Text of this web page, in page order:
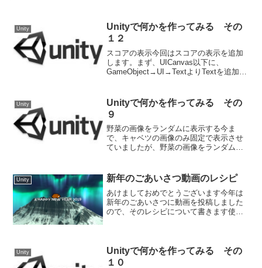
Unity
Unityで何かを作ってみる その
１２
スコアの表示今回はスコアの表示を追加
します。まず、UICanvas以下に、
GameObject→UI→TextよりTextを追加し
さを調整し、右揃えにします。...
Unity
Unityで何かを作ってみる その
９
野菜の画像をランダムに表示する今ま
で、キャベツの画像のみ固定で表示させ
ていましたが、野菜の画像をランダムで
VegetableSprite.cs-略-//野菜のリスト
List...
Unity 新年のごあいさつ動画のレシピ
あけましておめでとうございます今年は
新年のごあいさつに動画を投稿しました
ので、そのレシピについて書きます使っ
Unity
Unityで何かを作ってみる その
１０